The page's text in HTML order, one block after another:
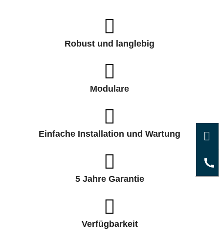
Robust und langlebig
Modulare
Einfache Installation und Wartung
5 Jahre Garantie
Verfügbarkeit